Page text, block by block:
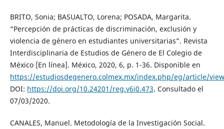
BRITO, Sonia; BASUALTO, Lorena; POSADA, Margarita.
“Percepción de prácticas de discriminación, exclusión y
violencia de género en estudiantes universitarias”. Revista
Interdisciplinaria de Estudios de Género de El Colegio de
México [En línea]. México, 2020, 6, p. 1-36. Disponible en
https://estudiosdegenero.colmex.mx/index.php/eg/article/
DOI: https://doi.org/10.24201/reg.v6i0.473. Consultado el
07/03/2020.
CANALES, Manuel. Metodología de la Investigación Social.